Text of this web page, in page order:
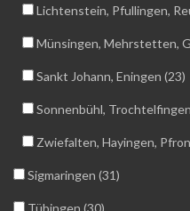
Lichtenstein, Pfullingen,
Münsingen, Mehrstetten,
Sankt Johann, Eningen (23)
Sonnenbühl,
Zwiefalten, Hayingen,
Sigmaringen (31)